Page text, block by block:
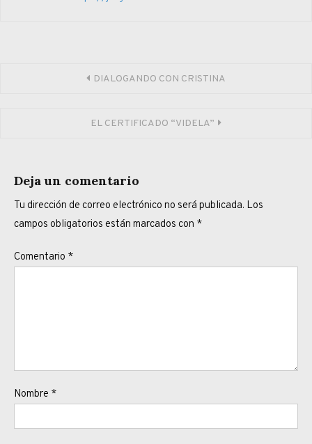
NavegaciónDIALOGANDO CON CRISTINA
EL CERTIFICADO “VIDELA”
Deja un comentario
Tu dirección de correo electrónico no será publicada. Los
campos obligatorios están marcados con *
Comentario *
Nombre *